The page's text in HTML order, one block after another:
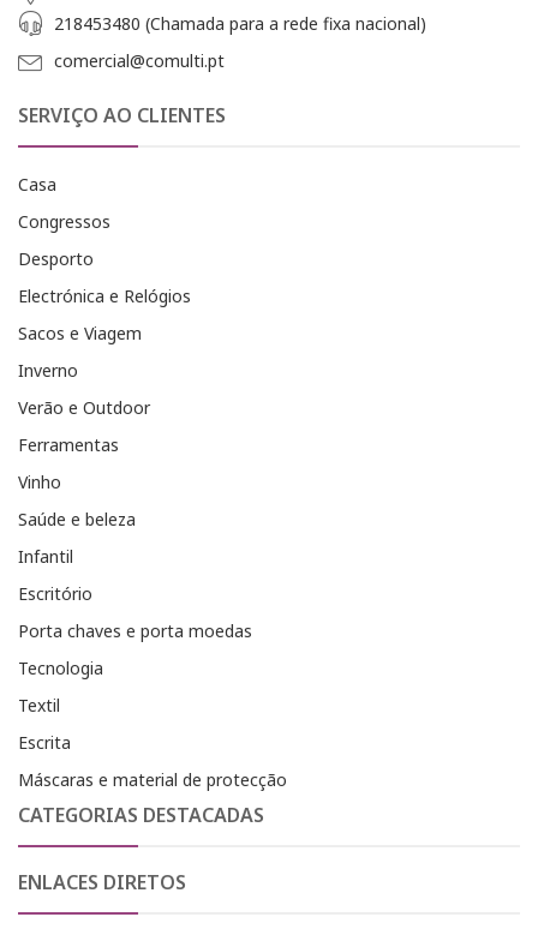
218453480 (Chamada para a rede fixa nacional)
comercial@comulti.pt
SERVIÇO AO CLIENTES
Casa
Congressos
Desporto
Electrónica e Relógios
Sacos e Viagem
Inverno
Verão e Outdoor
Ferramentas
Vinho
Saúde e beleza
Infantil
Escritório
Porta chaves e porta moedas
Tecnologia
Textil
Escrita
Máscaras e material de protecção
CATEGORIAS DESTACADAS
ENLACES DIRETOS